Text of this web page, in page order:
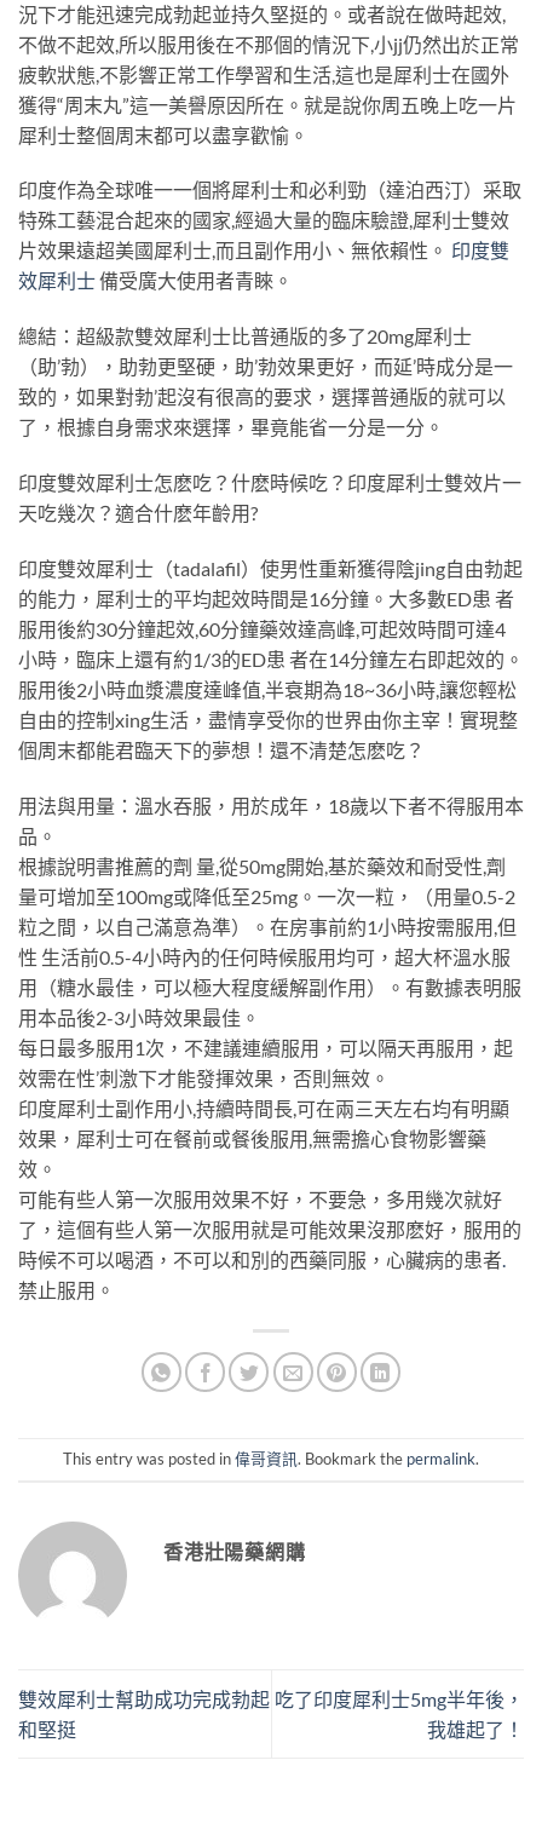
況下才能迅速完成勃起並持久堅挺的。或者說在做時起效,
不做不起效,所以服用後在不那個的情況下,小jj仍然出於正常
疲軟狀態,不影響正常工作學習和生活,這也是犀利士在國外
獲得“周末丸”這一美譽原因所在。就是說你周五晚上吃一片
犀利士整個周末都可以盡享歡愉。
印度作為全球唯一一個將犀利士和必利勁（達泊西汀）采取
特殊工藝混合起來的國家,經過大量的臨床驗證,犀利士雙效
片效果遠超美國犀利士,而且副作用小、無依賴性。 印度雙
效犀利士備受廣大使用者青睞。
總結：超級款雙效犀利士比普通版的多了20mg犀利士
（助’勃），助勃更堅硬，助’勃效果更好，而延’時成分是一
致的，如果對勃’起沒有很高的要求，選擇普通版的就可以
了，根據自身需求來選擇，畢竟能省一分是一分。
印度雙效犀利士怎麽吃？什麽時候吃？印度犀利士雙效片一
天吃幾次？適合什麽年齡用?
印度雙效犀利士（tadalafil）使男性重新獲得陰jing自由勃起
的能力，犀利士的平均起效時間是16分鐘。大多數ED患 者
服用後約30分鐘起效,60分鐘藥效達高峰,可起效時間可達4
小時，臨床上還有約1/3的ED患 者在14分鐘左右即起效的。
服用後2小時血漿濃度達峰值,半衰期為18~36小時,讓您輕松
自由的控制xing生活，盡情享受你的世界由你主宰！實現整
個周末都能君臨天下的夢想！還不清楚怎麽吃？
用法與用量：溫水吞服，用於成年，18歲以下者不得服用本
品。
根據說明書推薦的劑 量,從50mg開始,基於藥效和耐受性,劑
量可增加至100mg或降低至25mg。一次一粒，（用量0.5-2
粒之間，以自己滿意為準）。在房事前約1小時按需服用,但
性 生活前0.5-4小時內的任何時候服用均可，超大杯溫水服
用（糖水最佳，可以極大程度緩解副作用）。有數據表明服
用本品後2-3小時效果最佳。
每日最多服用1次，不建議連續服用，可以隔天再服用，起
效需在性’刺激下才能發揮效果，否則無效。
印度犀利士副作用小,持續時間長,可在兩三天左右均有明顯
效果，犀利士可在餐前或餐後服用,無需擔心食物影響藥
效。
可能有些人第一次服用效果不好，不要急，多用幾次就好
了，這個有些人第一次服用就是可能效果沒那麽好，服用的
時候不可以喝酒，不可以和別的西藥同服，心臟病的患者
禁止服用。
This entry was posted in偉哥資訊. Bookmark the permalink.
香港壯陽藥網購
雙效犀利士幫助成功完成勃起
和堅挺
吃了印度犀利士5mg半年後，
我雄起了！